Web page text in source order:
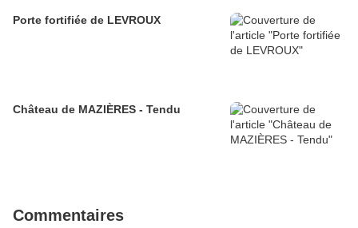
Porte fortifiée de LEVROUX
Château de MAZIÈRES - Tendu
Commentaires